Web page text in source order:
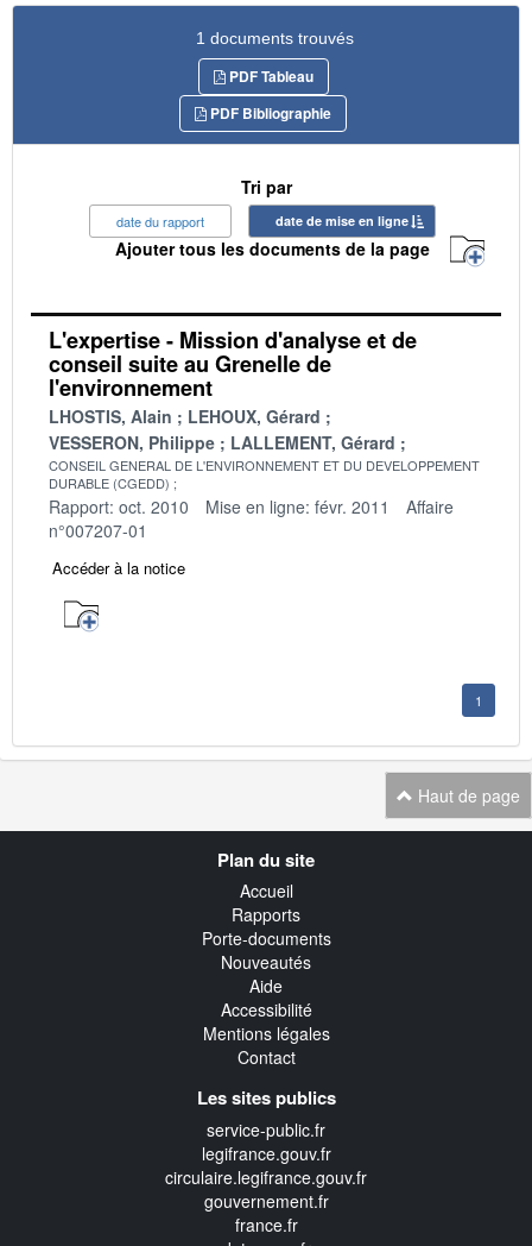
1 documents trouvés
PDF Tableau
PDF Bibliographie
Tri par
date du rapport date de mise en ligne
Ajouter tous les documents de la page
L'expertise - Mission d'analyse et de
conseil suite au Grenelle de
l'environnement
LHOSTIS, Alain
LEHOUX, Gérard
VESSERON, Philippe
LALLEMENT, Gérard
CONSEIL GENERAL DE L'ENVIRONNEMENT ET DU DEVELOPPEMENT
DURABLE (CGEDD)
Rapport: oct. 2010 Mise en ligne: févr. 2011
Affaire
n°007207-01
Accéder à la notice
1
Haut de page
Plan du site
Accueil
Rapports
Porte-documents
Nouveautés
Aide
Accessibilité
Mentions légales
Contact
Les sites publics
service-public.fr
legifrance.gouv.fr
circulaire.legifrance.gouv.fr
gouvernement.fr
france.fr